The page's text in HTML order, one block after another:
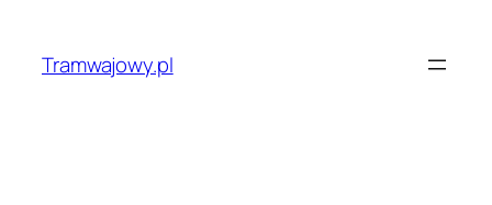
treściTramwajowy.pl